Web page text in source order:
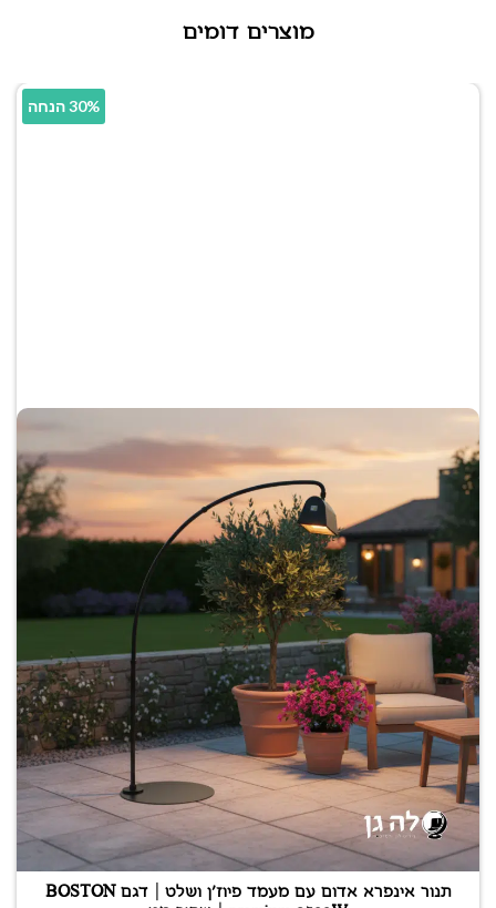
מוצרים דומים
30% הנחה
תנור אינפרא אדום עם מעמד פיוז’ן ושלט | דגם BOSTON